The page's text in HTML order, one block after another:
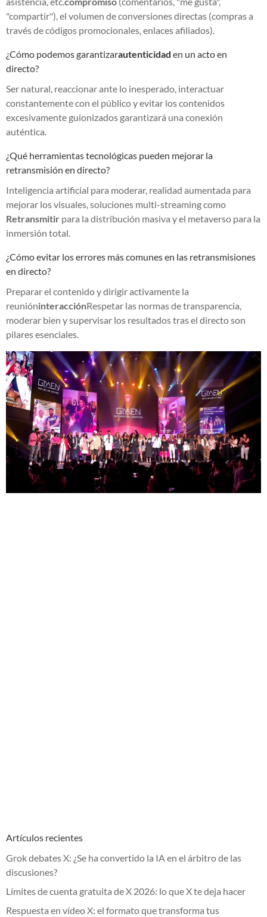
"compartir"), el volumen de conversiones directas (compras a
través de códigos promocionales, enlaces afiliados).
¿Cómo podemos garantizarautenticidad en un acto en
directo?
Ser natural, reaccionar ante lo inesperado, interactuar
constantemente con el público y evitar los contenidos
excesivamente guionizados garantizará una conexión
auténtica.
¿Qué herramientas tecnológicas pueden mejorar la
retransmisión en directo?
Inteligencia artificial para moderar, realidad aumentada para
mejorar los visuales, soluciones multi-streaming como
Retransmitir para la distribución masiva y el metaverso para la
inmersión total.
¿Cómo evitar los errores más comunes en las retransmisiones
en directo?
Preparar el contenido y dirigir activamente la
reunióninteracciónRespetar las normas de transparencia,
moderar bien y supervisar los resultados tras el directo son
pilares esenciales.
Artículos recientes
Grok debates X: ¿Se ha convertido la IA en el árbitro de las
discusiones?
Límites de cuenta gratuita de X 2026: lo que X te deja hacer
Respuesta en vídeo X: el formato que transforma tus